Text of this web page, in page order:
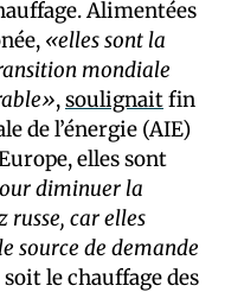
Alimentées
«elles sont la
mondiale
,soulignaitfin
de l’énergie (AIE)
elles sont
diminuer la
russe, car elles
source de demande
le chauffage des